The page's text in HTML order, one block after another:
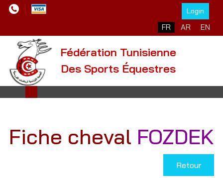
Login
Sélectionnez votre
FR AR EN
Fédération Tunisienne
Des Sports Équestres
Fiche cheval FOZDEK
Retour